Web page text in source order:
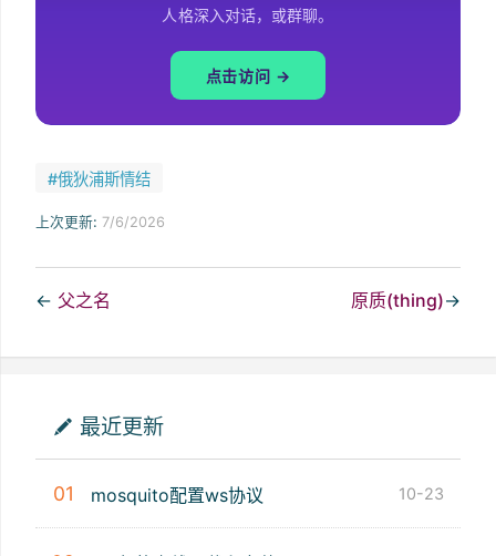
人格深入对话，或群聊。
点击访问 →
#俄狄浦斯情结
上次更新: 7/6/2026
← 父之名 原质(thing)→
最近更新
01 mosquito配置ws协议 10-23